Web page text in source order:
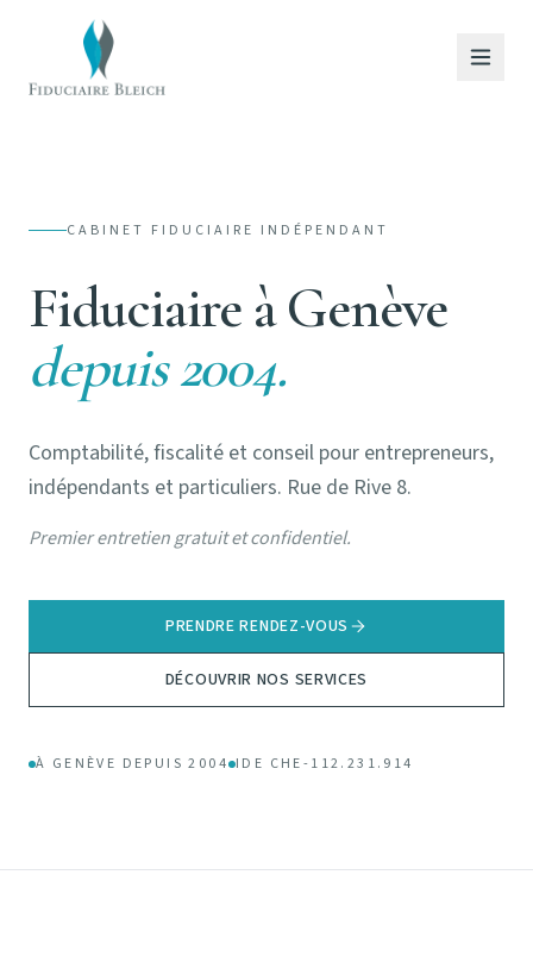
CABINET FIDUCIAIRE INDÉPENDANT
Fiduciaire à Genève
depuis 2004.
Comptabilité, fiscalité et conseil pour entrepreneurs,
indépendants et particuliers. Rue de Rive 8.
Premier entretien gratuit et confidentiel.
PRENDRE RENDEZ-VOUS
DÉCOUVRIR NOS SERVICES
À GENÈVE DEPUIS 2004 IDE CHE-112.231.914